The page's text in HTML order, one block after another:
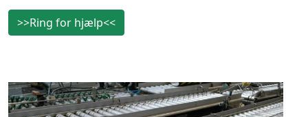
>>Ring for hjælp<<